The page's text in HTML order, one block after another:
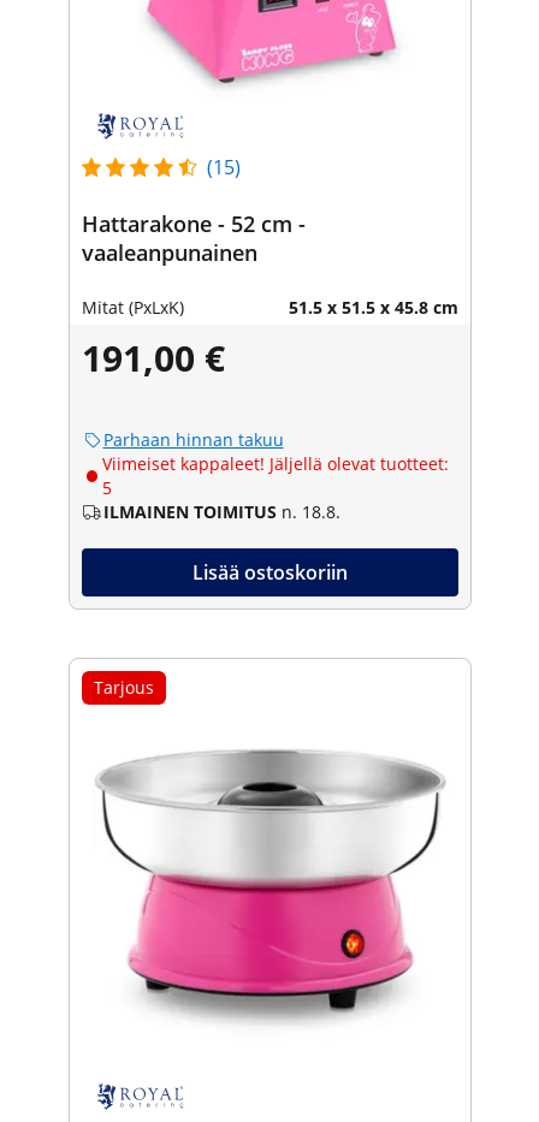
(15)
Hattarakone - 52 cm -
vaaleanpunainen
Mitat (PxLxK) 51.5 x 51.5 x 45.8 cm
191,00 €
Parhaan hinnan takuu
Viimeiset kappaleet! Jäljellä olevat tuotteet:
5
ILMAINEN TOIMITUS n. 18.8.
Lisää ostoskoriin
Tarjous